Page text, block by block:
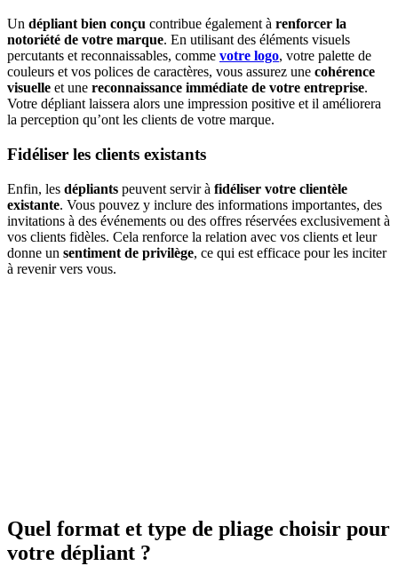
Un dépliant bien conçu contribue également à renforcer la
notoriété de votre marque. En utilisant des éléments visuels
percutants et reconnaissables, comme votre logo, votre palette de
couleurs et vos polices de caractères, vous assurez une cohérence
visuelle et une reconnaissance immédiate de votre entreprise.
Votre dépliant laissera alors une impression positive et il améliorera
la perception qu’ont les clients de votre marque.
Fidéliser les clients existants
Enfin, les dépliants peuvent servir à fidéliser votre clientèle
existante. Vous pouvez y inclure des informations importantes, des
invitations à des événements ou des offres réservées exclusivement à
vos clients fidèles. Cela renforce la relation avec vos clients et leur
donne un sentiment de privilège, ce qui est efficace pour les inciter
à revenir vers vous.
Quel format et type de pliage choisir pour
votre dépliant ?